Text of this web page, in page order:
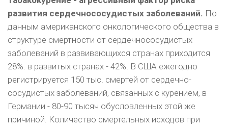
развития сердечнососудистых заболе­ваний. По
данным американского онкологическо­го общества в
структуре смертности от сердечно­сосудистых
заболеваний в развивающихся стра­нах приходится
28%. в развитых странах - 42%. В США ежегодно
регистрируется 150 тыс. смер­тей от сердечно-
сосудистых заболеваний, свя­занных с курением, в
Германии - 80-90 тысяч обусловленных этой же
причиной. Количество смертельных исходов при